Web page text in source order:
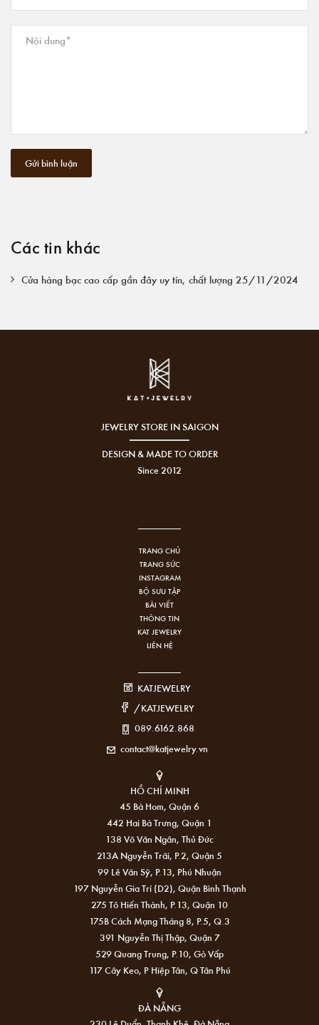
Gửi bình luận
Các tin khác
Cửa hàng bạc cao cấp gần đây uy tín, chất lượng 25/11/2024
JEWELRY STORE IN SAIGON
DESIGN & MADE TO ORDER
Since 2012
TRANG CHỦ
TRANG SỨC
INSTAGRAM
BỘ SƯU TẬP
BÀI VIẾT
THÔNG TIN
KAT JEWELRY
LIÊN HỆ
KATJEWELRY
/KATJEWELRY
089.6162.868
contact@katjewelry.vn
HỒ CHÍ MINH
45 Bà Hom, Quận 6
442 Hai Bà Trưng, Quận 1
138 Võ Văn Ngân, Thủ Đức
213A Nguyễn Trãi, P.2, Quận 5
99 Lê Văn Sỹ, P.13, Phú Nhuận
197 Nguyễn Gia Trí (D2), Quận Bình Thạnh
275 Tô Hiến Thành, P.13, Quận 10
175B Cách Mạng Tháng 8, P.5, Q.3
391 Nguyễn Thị Thập, Quận 7
529 Quang Trung, P.10, Gò Vấp
117 Cây Keo, P Hiệp Tân, Q Tân Phú
ĐÀ NẴNG